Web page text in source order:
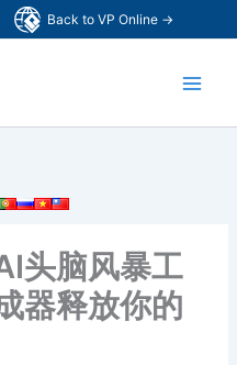
Back to VP Online →
头脑风暴工
器释放你的